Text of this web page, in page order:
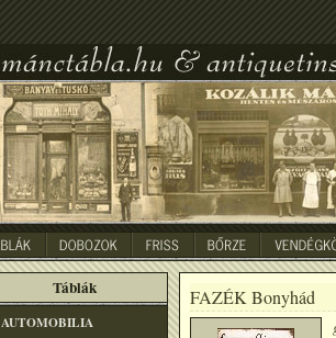
Táblák
AUTOMOBILIA
FAZÉK Bonyhád